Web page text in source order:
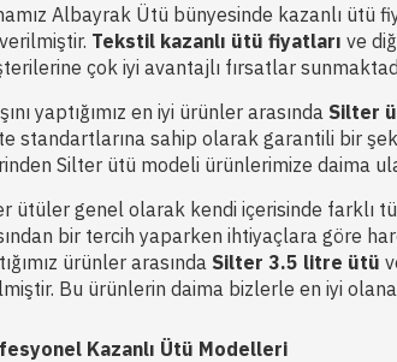
Albayrak Ütü bünyesinde kazanlı ütü
Tekstil kazanlı ütü fiyatları ve
çok iyi avantajlı fırsatlar
yaptığımız en iyi ürünler arasında Silter
standartlarına sahip olarak garantili bir
Silter ütü modeli ürünlerimize daima
ütüler genel olarak kendi içerisinde farklı
bir tercih yaparken ihtiyaçlara göre
ürünler arasında Silter 3.5 litre ütü
Bu ürünlerin daima bizlerle en iyi
Kazanlı Ütü Modelleri